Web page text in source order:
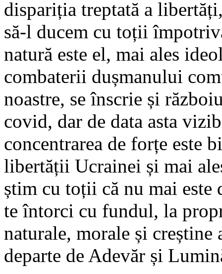
dispariția treptată a
să-l ducem cu toții
natură este el, mai ales
combaterii dușmanului
noastre, se înscrie și
covid, dar de data asta
concentrarea de forțe este
libertății Ucrainei și mai
știm cu toții că nu mai
te întorci cu fundul, la
naturale, morale și creștine
departe de Adevăr și